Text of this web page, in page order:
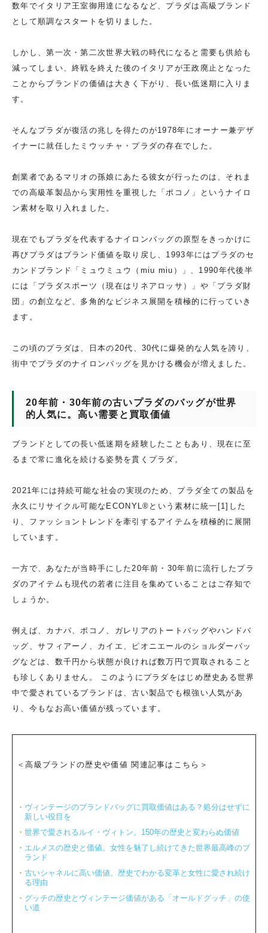
数年でイタリア王室御用達になるなど、プラダは高級ブランド
として順調なスタートを切りました。
しかし、第一次・第二次世界大戦の時代になると需要も供給も
減ってしまい、終戦を終えた後のイタリアが王政廃止となった
ことからブランドの価値は大きく下がり、長い低迷期に入りま
す。
そんなプラダが復活の兆しを得たのが1978年にオーナー兼デザ
イナーに就任したミウッチャ・プラダの存在でした。
創業者であるマリオの孫娘にあたる彼女が行ったのは、それま
での高級革製品から実用性を重視した「ポコノ」というナイロ
ン素材を取り入れました。
現在でもプラダを代表するナイロンバッグの原型をきっかけに
再びプラダはブランド価値を取り戻し、1993年にはプラダのセ
カンドブランド「ミュウミュウ（miu miu）」、1990年代後半
には「プラダスポーツ（現在はリネアロッサ）」や「プラダ財
団」の創立など、多角的なビジネス展開を積極的に行っていき
ます。
この頃のプラダは、日本の20代、30代に爆発的な人気を誇り、
街中でプラダのナイロンバッグを見かける機会が増えました。
20年前・30年前の古いプラダのバッグが世界
的人気に。高い需要と買取価値
ブランドとしての長い低迷期を経験したこともあり、現在に至
るまで常に進化を続ける姿勢を貫くプラダ。
2021年には持続可能な社会の実現のため、プラダ全ての製品を
永久にリサイクル可能なECONYL®という素材に統一[1]した
り、ファッショントレンドを牽引するアイテムを積極的に展開
しています。
一方で、あなたが当時手にした20年前・30年前に流行したプラ
ダのアイテムも現代の若者に注目を集めていることはご存知で
しょうか。
例えば、カナパ、ポコノ、ガレリアのトートバッグやハンドバ
ッグ、サフィアーノ、カイエ、ピオニエールのショルダーバッ
グなどは、数千円から状態が良ければ数万円で買取されること
も珍しくありません。 このようにプラダをはじめ歴史ある世界
中で愛されているブランドは、古い製品でも根強い人気があ
り、今もなお高い価値が残っています。
＜高級ブランドの歴史や価値 関連記事はこちら＞
ヴィンテージのブランドバッグに買取価値はある？処分はせずに
新しい役目を
世界で愛されるルイ・ヴィトン。150年の歴史と変わらぬ価値
エルメスの歴史と価値。女性を魅了し続けてきた世界最高峰のブ
ランド
古いシャネルに高い価値。歴史でわかる変革と女性に愛され続け
る理由
グッチの歴史とヴィンテージ価値がある「オールドグッチ」の使
い道